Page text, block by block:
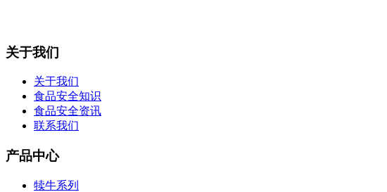
关于我们
关于我们
食品安全知识
食品安全资讯
联系我们
产品中心
犊牛系列